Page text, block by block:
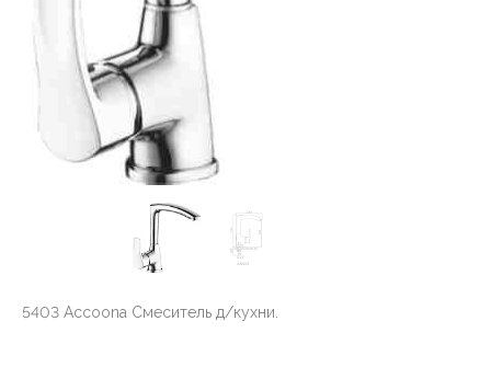
5403 Аccoona Смеситель д/кухни.